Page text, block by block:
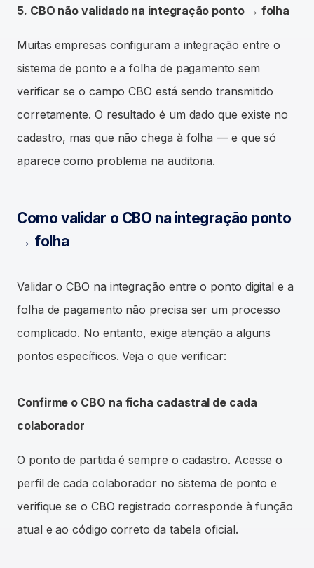
5. CBO não validado na integração ponto → folha
Muitas empresas configuram a integração entre o
sistema de ponto e a folha de pagamento sem
verificar se o campo CBO está sendo transmitido
corretamente. O resultado é um dado que existe no
cadastro, mas que não chega à folha — e que só
aparece como problema na auditoria.
Como validar o CBO na integração ponto
→ folha
Validar o CBO na integração entre o ponto digital e a
folha de pagamento não precisa ser um processo
complicado. No entanto, exige atenção a alguns
pontos específicos. Veja o que verificar:
Confirme o CBO na ficha cadastral de cada
colaborador
O ponto de partida é sempre o cadastro. Acesse o
perfil de cada colaborador no sistema de ponto e
verifique se o CBO registrado corresponde à função
atual e ao código correto da tabela oficial.